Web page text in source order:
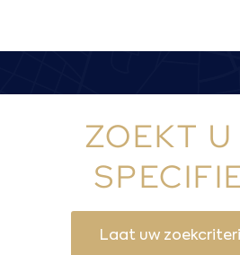
ZOEKT
Laat uw